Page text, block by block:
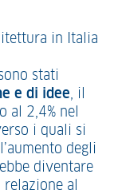
in Italia
stati
e di idee, il
al 2,4% nel
i quali si
degli
diventare
al